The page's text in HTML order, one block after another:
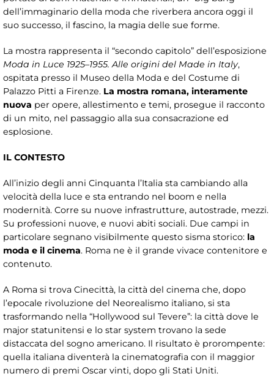
dell’immaginario della moda che riverbera ancora oggi il
suo successo, il fascino, la magia delle sue forme.
La mostra rappresenta il “secondo capitolo” dell’esposizione
Moda in Luce 1925–1955. Alle origini del Made in Italy,
ospitata presso il Museo della Moda e del Costume di
Palazzo Pitti a Firenze. La mostra romana, interamente
nuova per opere, allestimento e temi, prosegue il racconto
di un mito, nel passaggio alla sua consacrazione ed
esplosione.
IL CONTESTO
All’inizio degli anni Cinquanta l’Italia sta cambiando alla
velocità della luce e sta entrando nel boom e nella
modernità. Corre su nuove infrastrutture, autostrade, mezzi.
Su professioni nuove, e nuovi abiti sociali. Due campi in
particolare segnano visibilmente questo sisma storico: la
moda e il cinema. Roma ne è il grande vivace contenitore e
contenuto.
A Roma si trova Cinecittà, la città del cinema che, dopo
l’epocale rivoluzione del Neorealismo italiano, si sta
trasformando nella “Hollywood sul Tevere”: la città dove le
major statunitensi e lo star system trovano la sede
distaccata del sogno americano. Il risultato è prorompente:
quella italiana diventerà la cinematografia con il maggior
numero di premi Oscar vinti, dopo gli Stati Uniti.